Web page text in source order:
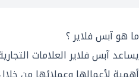
ما هو آبس فلاير ؟
يساعد آبس فلاير العلامات